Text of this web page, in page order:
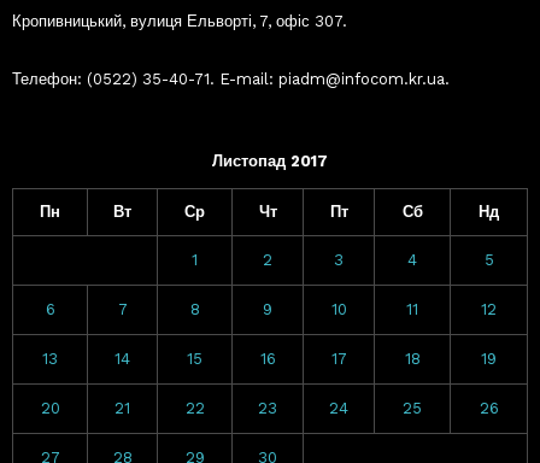
Кропивницький, вулиця Ельворті, 7, офіс 307.
Телефон: (0522) 35-40-71. E-mail: piadm@infocom.kr.ua.
Листопад 2017
Пн Вт Ср Чт Пт Сб Нд
1 2 3 4 5
6 7 8 9 10 11 12
13 14 15 16 17 18 19
20 21 22 23 24 25 26
27 28 29 30